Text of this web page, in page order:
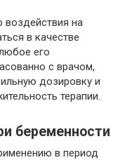
на
в качестве
его
с врачом,
дозировку и
терапии.
беременности
в период